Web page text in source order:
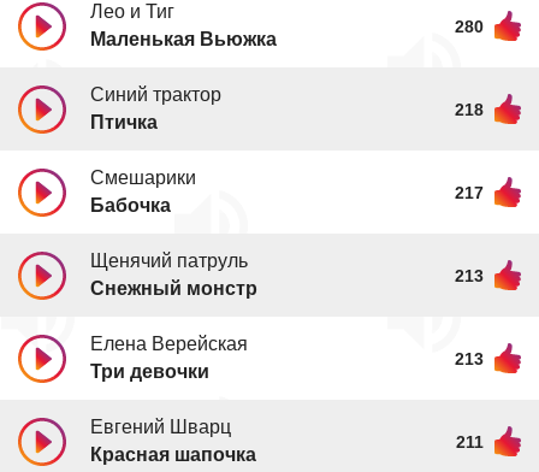
Лео и Тиг
Маленькая Вьюжка
280
Синий трактор
Птичка
218
Смешарики
Бабочка
217
Щенячий патруль
Снежный монстр
213
Елена Верейская
Три девочки
213
Евгений Шварц
Красная шапочка
211